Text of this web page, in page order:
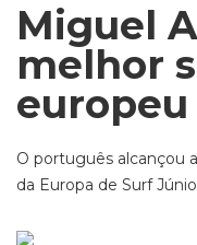
Miguel
melhor
europeu
O português alcançou
da Europa de Surf